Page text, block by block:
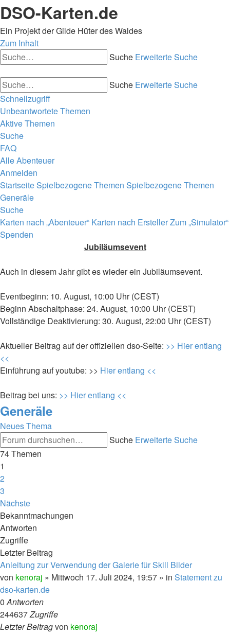
DSO-Karten.de
Ein Projekt der Gilde Hüter des Waldes
Zum Inhalt
Suche Erweiterte Suche
Suche Erweiterte Suche
Schnellzugriff
Unbeantwortete Themen
Aktive Themen
Suche
FAQ
Alle Abenteuer
Anmelden
StartseiteSpielbezogene Themen Spielbezogene Themen
Generäle
Suche
Karten nach „Abenteuer“ Karten nach ErstellerZum „Simulator“
Spenden
Jubiläumsevent
Auch in diesem Jahr gibt es wieder ein Jubiläumsevent.
Eventbeginn: 10. August, 10:00 Uhr (CEST)
Beginn Abschaltphase: 24. August, 10:00 Uhr (CEST)
Vollständige Deaktivierung: 30. August, 22:00 Uhr (CEST)
Aktueller Beitrag auf der offiziellen dso-Seite: >> Hier entlang
<<
Einführung auf youtube: >> Hier entlang <<
Beitrag bei uns: >> Hier entlang <<
Generäle
Neues Thema
Suche Erweiterte Suche
74 Themen
1
2
3
Nächste
Bekanntmachungen
Antworten
Zugriffe
Letzter Beitrag
Anleitung zur Verwendung der Galerie für Skill Bilder
von kenoraj » Mittwoch 17. Juli 2024, 19:57 » in Statement zu
dso-karten.de
0Antworten
244637Zugriffe
Letzter Beitragvon kenoraj